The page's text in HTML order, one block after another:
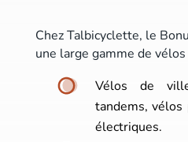
Chez Talbicyclette, le
une large gamme de vélos
Vélos de
tandems,
électriques.